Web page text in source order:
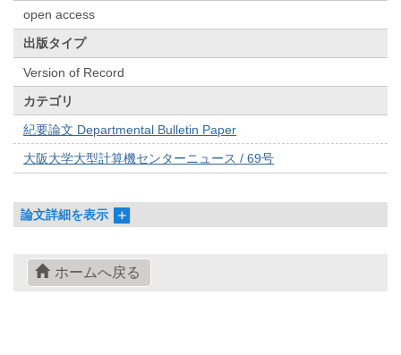
open access
出版タイプ
Version of Record
カテゴリ
紀要論文 Departmental Bulletin Paper
大阪大学大型計算機センターニュース / 69号
論文詳細を表示
ホームへ戻る